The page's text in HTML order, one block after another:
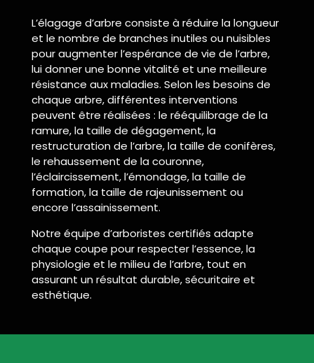
L’élagage d’arbre consiste à réduire la longueur
et le nombre de branches inutiles ou nuisibles
pour augmenter l’espérance de vie de l’arbre,
lui donner une bonne vitalité et une meilleure
résistance aux maladies. Selon les besoins de
chaque arbre, différentes interventions
peuvent être réalisées : le rééquilibrage de la
ramure, la taille de dégagement, la
restructuration de l’arbre, la taille de conifères,
le rehaussement de la couronne,
l’éclaircissement, l’émondage, la taille de
formation, la taille de rajeunissement ou
encore l’assainissement.
Notre équipe d’arboristes certifiés adapte
chaque coupe pour respecter l’essence, la
physiologie et le milieu de l’arbre, tout en
assurant un résultat durable, sécuritaire et
esthétique.